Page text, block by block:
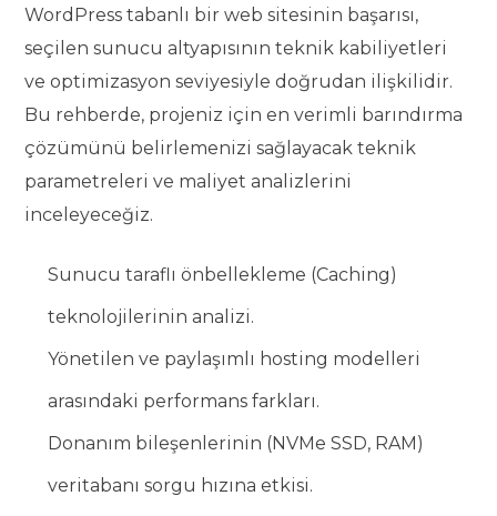
WordPress tabanlı bir web sitesinin başarısı,
seçilen sunucu altyapısının teknik kabiliyetleri
ve optimizasyon seviyesiyle doğrudan ilişkilidir.
Bu rehberde, projeniz için en verimli barındırma
çözümünü belirlemenizi sağlayacak teknik
parametreleri ve maliyet analizlerini
inceleyeceğiz.
Sunucu taraflı önbellekleme (Caching)
teknolojilerinin analizi.
Yönetilen ve paylaşımlı hosting modelleri
arasındaki performans farkları.
Donanım bileşenlerinin (NVMe SSD, RAM)
veritabanı sorgu hızına etkisi.